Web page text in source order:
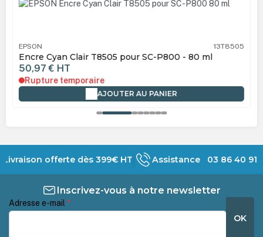
EPSON 13T8505
Encre Cyan Clair T8505 pour SC-P800 - 80 ml
50,97 € HT
Rupture temporaire
AJOUTER AU PANIER
Livraison offerte dès 399€ HT Assistance 03 86 40 91
Inscrivez-vous à notre newsletter
Adresse e-mail *
OK